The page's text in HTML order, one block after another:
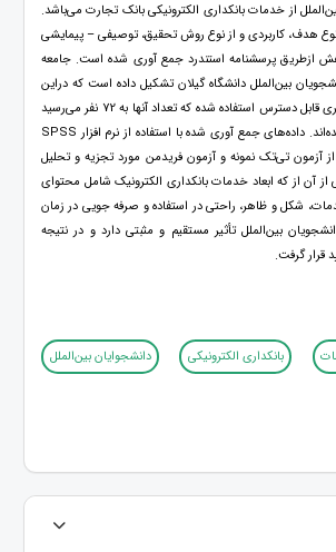
از خدمات بانکداری الکترونیکی بانک تجارت می‌باشد.
هدف، کاربردی و از نوع روش تحقیق، توصیفی – پیمایشی
ازطریق پرسشنامه استندرد جمع آوری شده است. جامعه
بین‌الملل دانشگاه گیلان تشکیل داده است که دراین
پژوهش از روش نمونه گیری قابل دسترس استفاده شده که تعداد آنها به 72 نفر می‌رسید
به عنوان نمونه انتخاب شده‌اند. داده‌های جمع آوری شده با استفاده از نرم افزار SPSS
از آزمون تی‌تک نمونه و آزمون فریدمن مورد تجزیه و تحلیل
از آن از که ابعاد خدمات بانکداری الکترونیک شامل محتوای
شکل و ظاهر، راحتی در استفاده و صرفه جویی در زمان
بین‌الملل تأثیر مستقیم و مثبتی دارد و در نتیجه
قرار گرفت.
بانکداری الکترونیکی
دانشجوایان بین‌الملل